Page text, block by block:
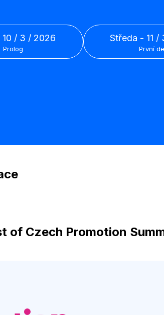
10 / 3 / 2026
Prolog
středa - 11
První
of Czech Promotion